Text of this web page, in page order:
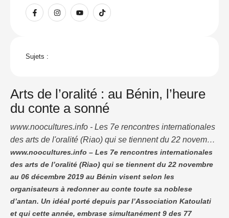
Sujets :
Arts de l’oralité : au Bénin, l’heure
du conte a sonné
www.noocultures.info - Les 7e rencontres internationales
des arts de l'oralité (Riao) qui se tiennent du 22 novembre
au 06 décembre 2019 au Bénin visent selon les
organisateurs à redonner au conte toute sa noblese
d'antan. Un idéal porté depuis par l'Association Katoulati
et qui cette année, embrase simultanément 9 des 77
communes que compte le …
www.noocultures.info – Les 7e rencontres internationales
des arts de l’oralité (Riao) qui se tiennent du 22 novembre
au 06 décembre 2019 au Bénin visent selon les
organisateurs à redonner au conte toute sa noblese
d’antan. Un idéal porté depuis par l’Association Katoulati
et qui cette année, embrase simultanément 9 des 77